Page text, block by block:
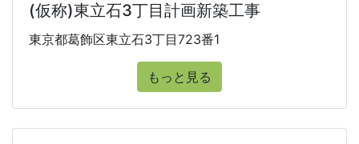
(仮称)東立石3丁目計画新築工事
東京都葛飾区東立石3丁目723番1
もっと見る